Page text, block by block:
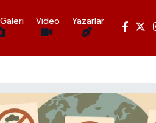
Video Yazarlar